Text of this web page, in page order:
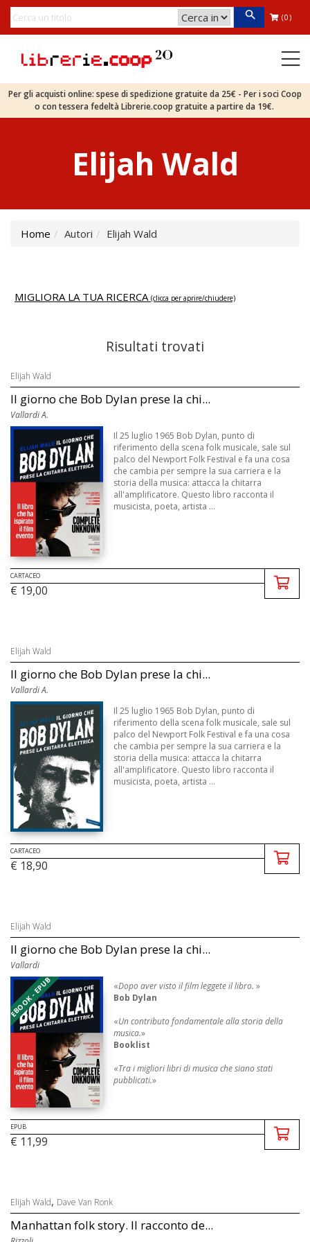
(0)
Per gli acquisti online: spese di spedizione gratuite da 25€ - Per i soci Coop
o con tessera fedeltà Librerie.coop gratuite a partire da 19€.
Elijah Wald
Home Autori Elijah Wald
MIGLIORA LA TUA RICERCA (clicca per aprire/chiudere)
Risultati trovati
Elijah Wald
Il giorno che Bob Dylan prese la chi...
Vallardi A.
Il 25 luglio 1965 Bob Dylan, punto di
riferimento della scena folk musicale, sale sul
palco del Newport Folk Festival e fa una cosa
che cambia per sempre la sua carriera e la
storia della musica: attacca la chitarra
all'amplificatore. Questo libro racconta il
musicista, poeta, artista ...
CARTACEO
€ 19,00
Elijah Wald
Il giorno che Bob Dylan prese la chi...
Vallardi A.
Il 25 luglio 1965 Bob Dylan, punto di
riferimento della scena folk musicale, sale sul
palco del Newport Folk Festival e fa una cosa
che cambia per sempre la sua carriera e la
storia della musica: attacca la chitarra
all'amplificatore. Questo libro racconta il
musicista, poeta, artista ...
CARTACEO
€ 18,90
Elijah Wald
Il giorno che Bob Dylan prese la chi...
Vallardi
EBOOK - EPUB «Dopo aver visto il film leggete il libro.»
Bob Dylan
«Un contributo fondamentale alla storia della
musica.»
Booklist
«Tra i migliori libri di musica che siano stati
pubblicati.»
EPUB
€ 11,99
Elijah Wald, Dave Van Ronk
Manhattan folk story. Il racconto de...